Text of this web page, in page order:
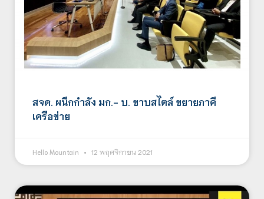
สจด. ผนึกกำลัง มก.- บ. ขาบสไตล์ ขยายภาคี
เครือข่าย
Hello Mountain 12 พฤศจิกายน 2021